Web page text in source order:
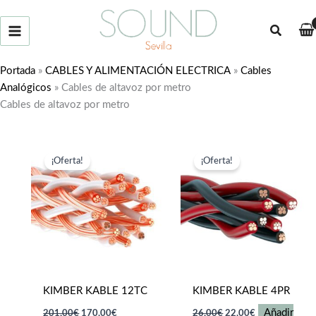
Buscar
Portada » CABLES Y ALIMENTACIÓN ELECTRICA » Cables
Analógicos » Cables de altavoz por metro
Cables de altavoz por metro
¡Oferta!
KIMBER KABLE 12TC
201,00€ El
170,00€
¡Oferta!
KIMBER KABLE 4PR
26,00€El
22,00€
Añadir